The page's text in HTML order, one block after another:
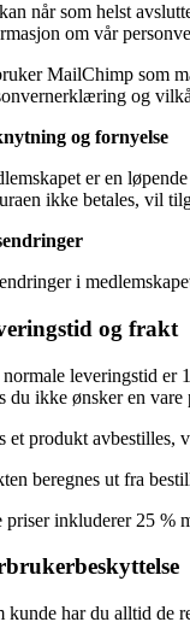
når som helst
om vår
MailChimp som
og
og fornyelse
er en
ikke betales, vil
i
og frakt
leveringstid er
du ikke ønsker en vare
et produkt avbestilles,
beregnes ut fra
inkluderer 25 %
kunde har du alltid de